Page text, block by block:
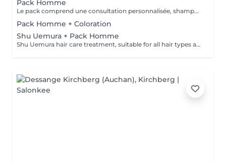
Pack Homme
Le pack comprend une consultation personnalisée, shampooing et conditionneur spécifiques REDKEN, la coupe IGORANCE (finitions sur cheveux secs ) et les produits de styling REDKEN * Tarifs à titre indicatifs à confirmer après la consultation personnalisée établit auprès de votre coiffeur/stylist/spécialiste * La direction se réserve le droit d’apporter des modifications pour le bon fonctionnement du salon
Pack Homme + Coloration
Shu Uemura + Pack Homme
Shu Uemura hair care treatment, suitable for all hair types and scalp + Styling Homme Prices are indicative and subject to confirmation after a personalized consultation with your hairdresser/stylist/specialist. Management reserves the right to make modifications for the smooth operation of the salon.